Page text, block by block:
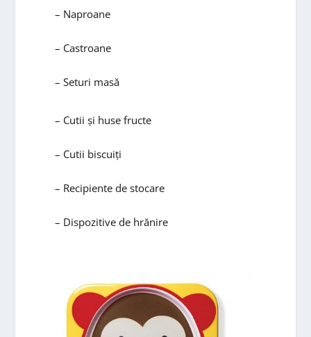
– Naproane
– Castroane
– Seturi masă
– Cutii și huse fructe
– Cutii biscuiți
– Recipiente de stocare
– Dispozitive de hrănire